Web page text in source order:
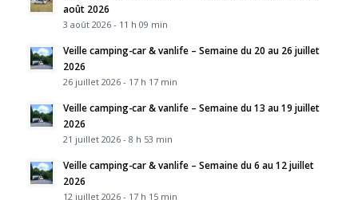
août 2026
3 août 2026 - 11 h 09 min
Veille camping-car & vanlife – Semaine du 20 au 26 juillet
2026
26 juillet 2026 - 17 h 17 min
Veille camping-car & vanlife – Semaine du 13 au 19 juillet
2026
21 juillet 2026 - 8 h 53 min
Veille camping-car & vanlife – Semaine du 6 au 12 juillet
2026
12 juillet 2026 - 17 h 15 min